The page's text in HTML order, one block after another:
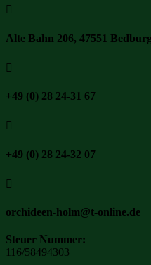

Alte Bahn 206, 47551

+49 (0) 28 24-31 67

+49 (0) 28 24-32 07

orchideen-holm@t-online.de
Steuer Nummer:
116/58494303